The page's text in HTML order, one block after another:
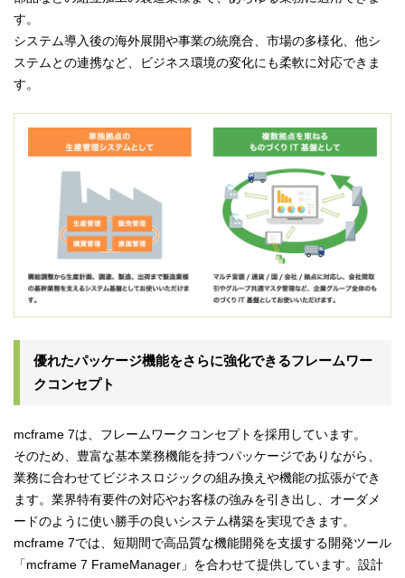
す。
システム導入後の海外展開や事業の統廃合、市場の多様化、他シ
ステムとの連携など、ビジネス環境の変化にも柔軟に対応できま
す。
優れたパッケージ機能をさらに強化できるフレームワー
クコンセプト
mcframe 7は、フレームワークコンセプトを採用しています。
そのため、豊富な基本業務機能を持つパッケージでありながら、
業務に合わせてビジネスロジックの組み換えや機能の拡張ができ
ます。業界特有要件の対応やお客様の強みを引き出し、オーダメ
ードのように使い勝手の良いシステム構築を実現できます。
mcframe 7では、短期間で高品質な機能開発を支援する開発ツール
「mcframe 7 FrameManager」を合わせて提供しています。設計